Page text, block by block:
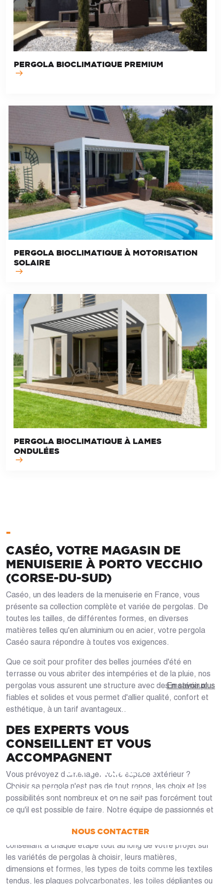
PERGOLA BIOCLIMATIQUE PREMIUM
PERGOLA BIOCLIMATIQUE À MOTORISATION
SOLAIRE
PERGOLA BIOCLIMATIQUE À LAMES
ONDULÉES
-
CASÉO, VOTRE MAGASIN DE
MENUISERIE À PORTO VECCHIO
(CORSE-DU-SUD)
Caséo, un des leaders de la menuiserie en France, vous
présente sa collection complète et variée de pergolas. De
toutes les tailles, de différentes formes, en diverses
matières telles qu'en aluminium ou en acier, votre pergola
Caséo saura répondre à toutes vos exigences.
Que ce soit pour profiter des belles journées d'été en
terrasse ou vous abriter des intempéries et de la pluie, nos
pergolas vous assurent une structure avec des matériaux
fiables et solides et vous permet d'allier qualité, confort et
esthétique, à un tarif avantageux..
DES EXPERTS VOUS
CONSEILLENT ET VOUS
ACCOMPAGNENT
Vous prévoyez d'aménager votre espace extérieur ?
Choisir sa pergola n'est pas de tout repos, les choix et les
possibilités sont nombreux et on ne sait pas forcément tout
ce qu'il est possible de faire. Notre équipe de passionnés et
toutes vos questions en vous accompagnant et vous
conseillant à chaque étape tout au long de votre projet sur
les variétés de pergolas à choisir, leurs matières,
dimensions et formes, les types de toits comme les textiles
tendus, les plaques polycarbonates, les toiles dépliantes ou
En savoir plus
UN PROJET ?
Nous vous accompagnons dans votre projet
de la conception jusqu’à la pose !
NOUS CONTACTER